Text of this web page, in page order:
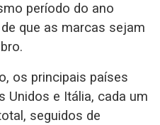
período do ano
que as marcas sejam
os principais países
Unidos e Itália, cada um
seguidos de